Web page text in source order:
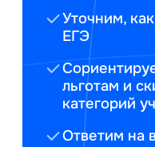
Уточним,
ЕГЭ
льготам и
категорий
Ответим на